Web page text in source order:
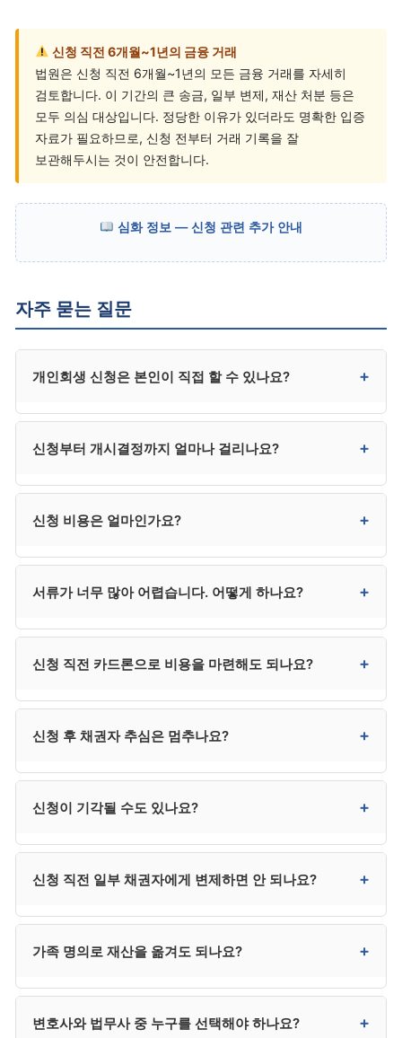
신청 직전 6개월~1년의 금융 거래
법원은 신청 직전 6개월~1년의 모든 금융 거래를 자세히
검토합니다. 이 기간의 큰 송금, 일부 변제, 재산 처분 등은
모두 의심 대상입니다. 정당한 이유가 있더라도 명확한 입증
자료가 필요하므로, 신청 전부터 거래 기록을 잘
보관해두시는 것이 안전합니다.
심화 정보 — 신청 관련 추가 안내
자주 묻는 질문
개인회생 신청은 본인이 직접 할 수 있나요? +
작성이 매우 복잡해 대부분 대리인을 선임합니다. 사건이
있습니다.
신청부터 개시결정까지 얼마나 걸리나요? +
복잡하면 4개월 이상 걸릴 수도 있습니다.
신청 비용은 얼마인가요? +
원으로 총 320만~430만 원 수준입니다. 법무사는
추가 선임이 필요할 수 있습니다.
서류가 너무 많아 어렵습니다. 어떻게 하나요? +
안내하고 일부는 대리 발급해줍니다. 본인은 신분증·통장
준비하면 됩니다.
신청 직전 카드론으로 비용을 마련해도 되나요? +
수 있어 면책에 영향을 줍니다. 사무소 분납, 카드 무이자
신청 후 채권자 추심은 멈추나요? +
정지됩니다. 추심이 임박한 경우 신청과 동시에
신청이 기각될 수도 있나요? +
발생 사유 부적절 등이 기각 사유입니다. 사유를 보완해
신청 직전 일부 채권자에게 변제하면 안 되나요? +
있습니다. 신청 직전에는 모든 채권자에 대한 변제를
가족 명의로 재산을 옮겨도 되나요? +
사해행위 취소 대상이 될 수도 있습니다. 가족에게
변호사와 법무사 중 누구를 선택해야 하나요? +